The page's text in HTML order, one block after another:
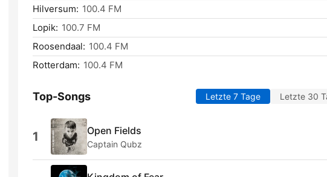
Hilversum: 100.4 FM
Lopik: 100.7 FM
Roosendaal: 100.4 FM
Rotterdam: 100.4 FM
Top-Songs Letzte 7 Tage Letzte 30
1 Open Fields
Captain Qubz